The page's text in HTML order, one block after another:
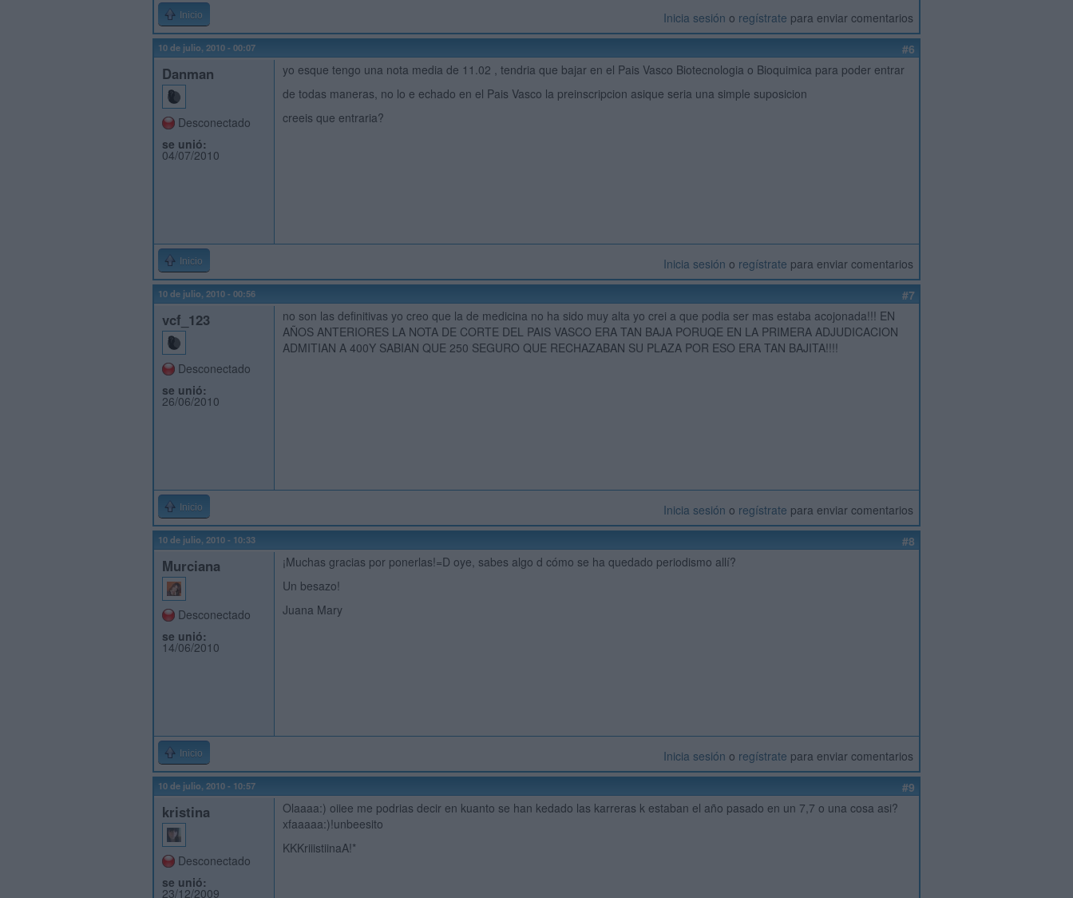
Inicio Inicia sesión o regístrate para enviar comentarios
10 de julio, 2010 - 00:07 #6
Danman
Desconectado
se unió:
04/07/2010
yo esque tengo una nota media de 11.02 , tendria que bajar en el Pais Vasco Biotecnologia o Bioquimica para poder entrar
de todas maneras, no lo e echado en el Pais Vasco la preinscripcion asique seria una simple suposicion
creeis que entraria?
Inicio Inicia sesión o regístrate para enviar comentarios
10 de julio, 2010 - 00:56 #7
vcf_123
Desconectado
se unió:
26/06/2010
no son las definitivas yo creo que la de medicina no ha sido muy alta yo crei a que podia ser mas estaba acojonada!!! EN
AÑOS ANTERIORES LA NOTA DE CORTE DEL PAIS VASCO ERA TAN BAJA PORUQE EN LA PRIMERA ADJUDICACION
ADMITIAN A 400Y SABIAN QUE 250 SEGURO QUE RECHAZABAN SU PLAZA POR ESO ERA TAN BAJITA!!!!
Inicio Inicia sesión o regístrate para enviar comentarios
10 de julio, 2010 - 10:33 #8
Murciana
Desconectado
se unió:
14/06/2010
¡Muchas gracias por ponerlas!=D oye, sabes algo d cómo se ha quedado periodismo allí?
Un besazo!
Juana Mary
Inicio Inicia sesión o regístrate para enviar comentarios
10 de julio, 2010 - 10:57 #9
kristina
Desconectado
se unió:
23/12/2009
Olaaaa:) oiiee me podrias decir en kuanto se han kedado las karreras k estaban el año pasado en un 7,7 o una cosa asi?
xfaaaaa:)!unbeesito
KKKriiistiinaA!*